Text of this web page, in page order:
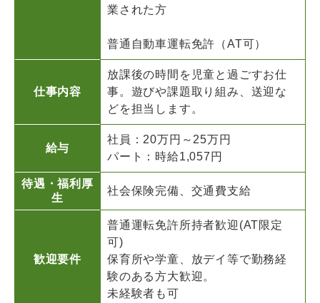
業された方
普通自動車運転免許（AT可）
仕事内容
放課後の時間を児童と過ごすお仕
事。遊びや課題取り組み、送迎な
どを担当します。
給与
社員：20万円～25万円
パート：時給1,057円
待遇・福利厚
生
社会保険完備、交通費支給
歓迎要件
普通運転免許所持者歓迎(AT限定
可)
保育所や学童、放デイ等で勤務経
験のある方大歓迎。
未経験者も可